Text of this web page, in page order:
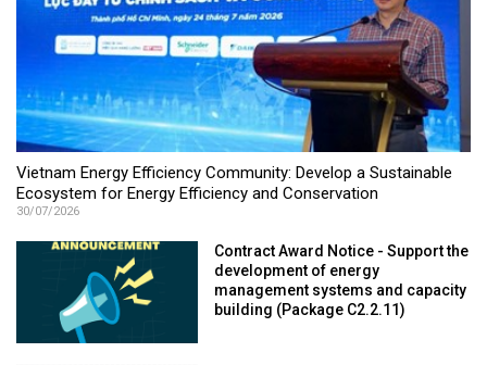
Vietnam Energy Efficiency Community: Develop a Sustainable
Ecosystem for Energy Efficiency and Conservation
30/07/2026
Contract Award Notice - Support the
development of energy
management systems and capacity
building (Package C2.2.11)